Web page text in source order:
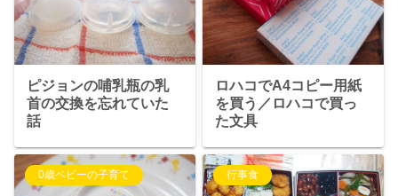
ピジョンの哺乳瓶の乳
首の交換を忘れていた
話
ロハコでA4コピー用紙
を買う／ロハコで買っ
た文具
0歳ベビーの子育て 行事食